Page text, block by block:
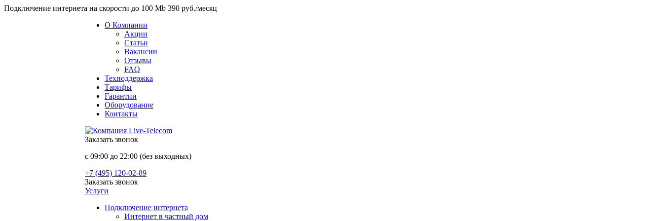
Подключение интернета на скорости до 100 Mb 390 руб./месяц
О Компании
Акции
Статьи
Вакансии
Отзывы
FAQ
Техподдержка
Тарифы
Гарантии
Оборудование
Контакты
Заказать звонок
с 09:00 до 22:00 (без выходных)
+7 (495) 120-02-89
Заказать звонок
Услуги
Подключение интернета
Интернет в частный дом